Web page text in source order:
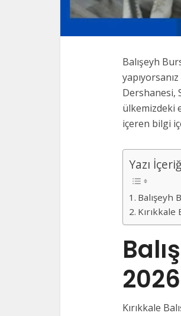
Balışeyh
Dershanesi,
ülkemizdeki
içeren bilgi
Yazı
Balışeyh
Kırıkkale
2026
Kırıkkale